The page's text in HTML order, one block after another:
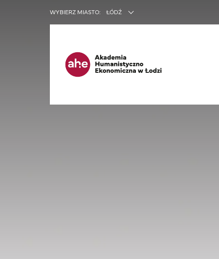
WYBIERZ MIASTO: ŁÓDŹ